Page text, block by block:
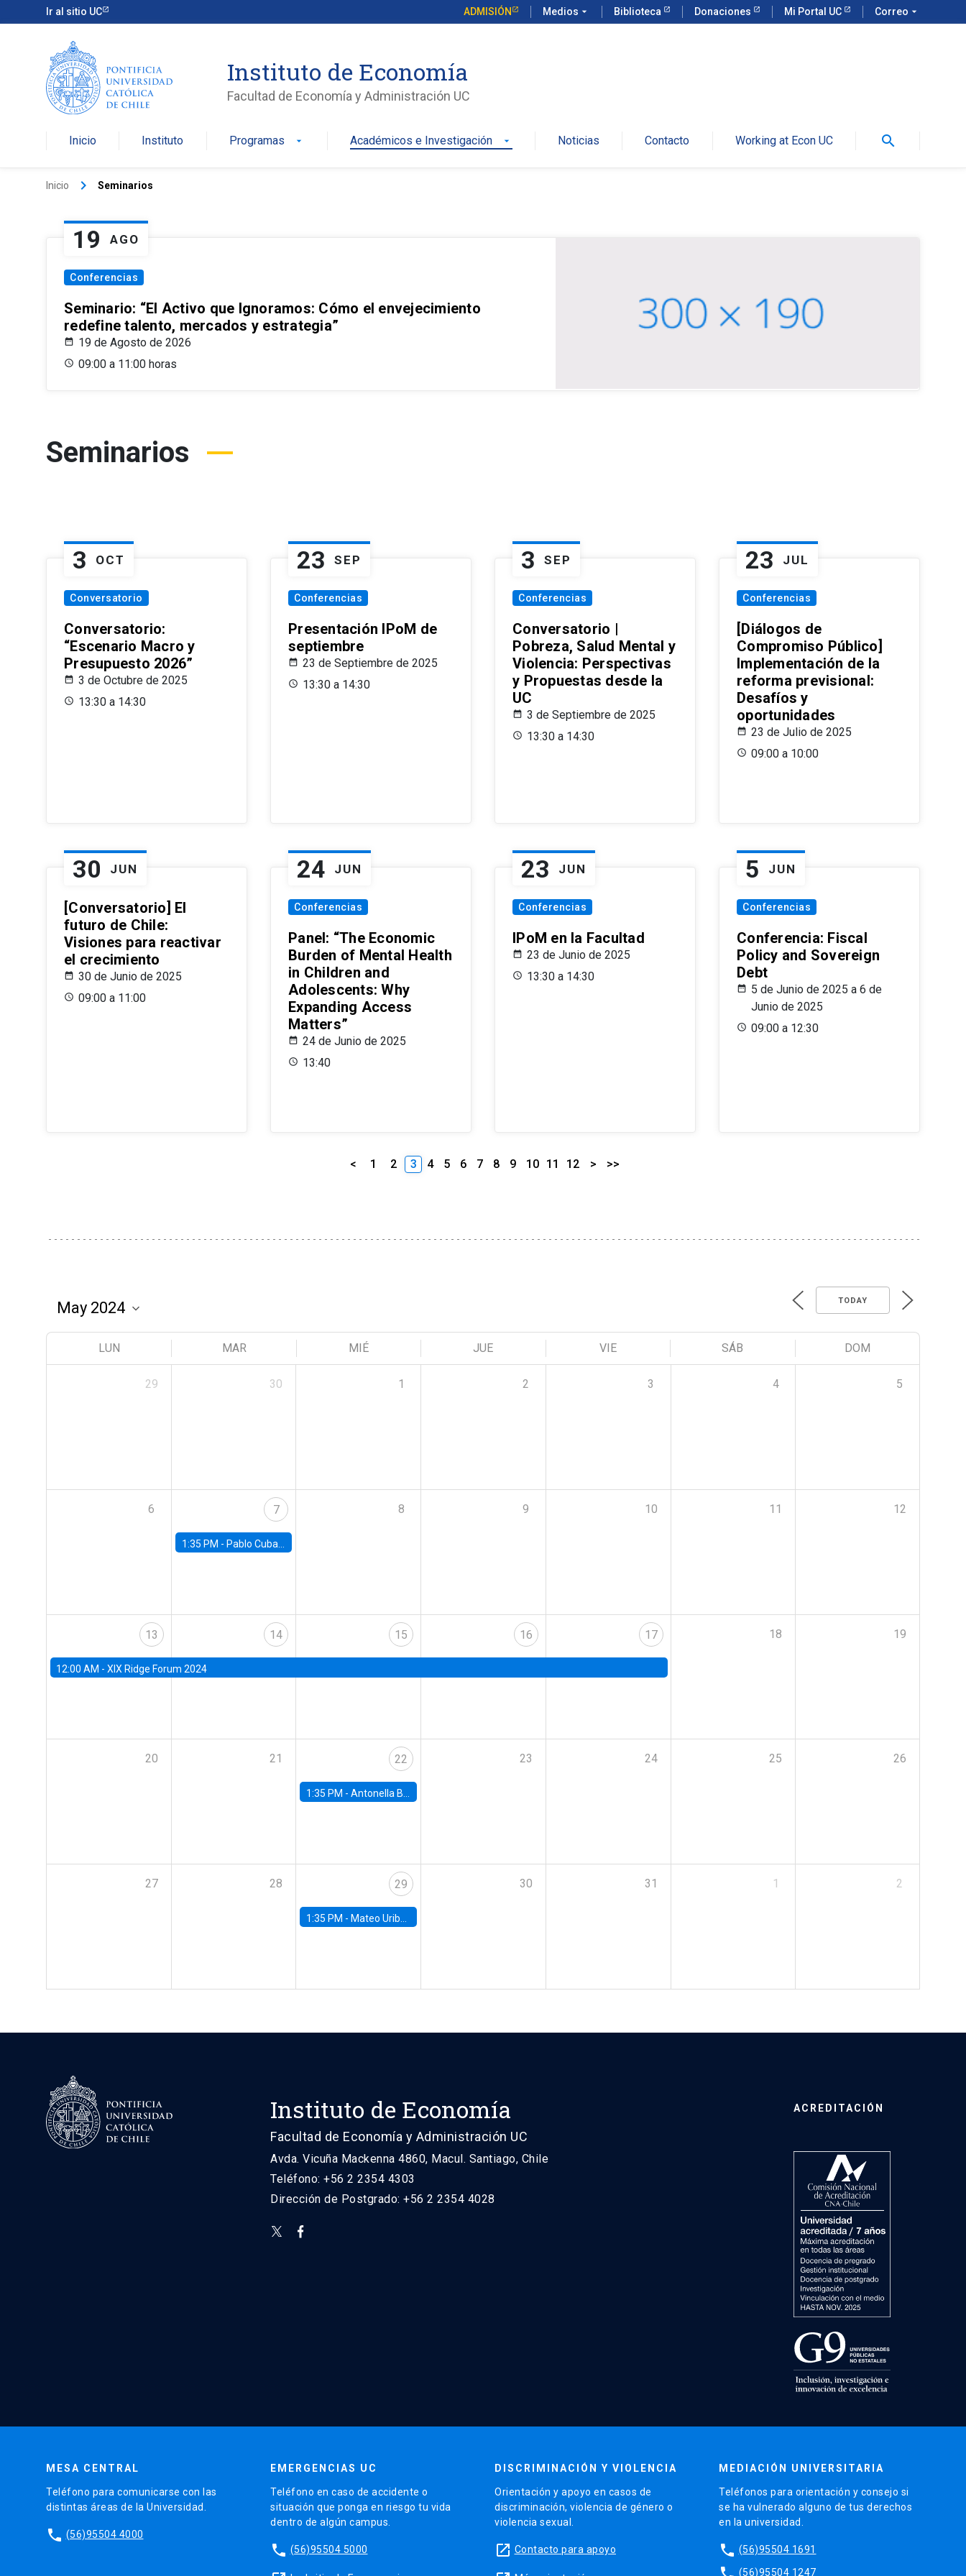
Ir al sitio UC ADMISIÓN Medios arrow_drop_down Biblioteca Donaciones Mi Portal UC Correo arrow_drop_down
Instituto de Economía
Facultad de Economía y Administración UC
Inicio Instituto Programas arrow_drop_down Académicos e Investigación arrow_drop_down Noticias Contacto Working at Econ UC search
Inicio keyboard_arrow_right Seminarios
19 AGO
Conferencias
Seminario: “El Activo que Ignoramos: Cómo el envejecimiento
redefine talento, mercados y estrategia”
19 de Agosto de 2026
09:00 a 11:00 horas
Seminarios
3 OCT
Conversatorio
Conversatorio:
“Escenario Macro y
Presupuesto 2026”
3 de Octubre de 2025
13:30 a 14:30
23 SEP
Conferencias
Presentación IPoM de
septiembre
23 de Septiembre de 2025
13:30 a 14:30
3 SEP
Conferencias
Conversatorio |
Pobreza, Salud Mental y
Violencia: Perspectivas
y Propuestas desde la
UC
3 de Septiembre de 2025
13:30 a 14:30
23 JUL
Conferencias
[Diálogos de
Compromiso Público]
Implementación de la
reforma previsional:
Desafíos y
oportunidades
23 de Julio de 2025
09:00 a 10:00
30 JUN
[Conversatorio] El
futuro de Chile:
Visiones para reactivar
el crecimiento
30 de Junio de 2025
09:00 a 11:00
24 JUN
Conferencias
Panel: “The Economic
Burden of Mental Health
in Children and
Adolescents: Why
Expanding Access
Matters”
24 de Junio de 2025
13:40
23 JUN
Conferencias
IPoM en la Facultad
23 de Junio de 2025
13:30 a 14:30
5 JUN
Conferencias
Conferencia: Fiscal
Policy and Sovereign
Debt
5 de Junio de 2025 a 6 de
Junio de 2025
09:00 a 12:30
< 1 2 3 4 5 6 7 8 9 10 11 12 > >>
TODAY
LUN MAR MIÉ JUE VIE SÁB DOM
29 30 1 2 3 4 5
6 7
1:35 PM - Pablo Cuba, FED Board
8 9 10 11 12
13
12:00 AM - XIX Ridge Forum 2024
14 15 16 17 18 19
20 21 22
1:35 PM -Antonella Bancalari, Institute for Fiscal Studies (IFS) and Research Associate at University College London (UCL)
23 24 25 26
27 28 29
1:35 PM - Mateo Uribe-Castro, Universidad de los Andes (Colombia)
30 31 1 2
Instituto de Economía
Facultad de Economía y Administración UC
Avda. Vicuña Mackenna 4860, Macul. Santiago, Chile
Teléfono: +56 2 2354 4303
Dirección de Postgrado: +56 2 2354 4028
ACREDITACIÓN
MESA CENTRAL
Teléfono para comunicarse con las
distintas áreas de la Universidad.
phone (56)95504 4000
EMERGENCIAS UC
Teléfono en caso de accidente o
situación que ponga en riesgo tu vida
dentro de algún campus.
phone (56)95504 5000
DISCRIMINACIÓN Y VIOLENCIA
Orientación y apoyo en casos de
discriminación, violencia de género o
violencia sexual.
launch Contacto para apoyo
MEDIACIÓN UNIVERSITARIA
Teléfonos para orientación y consejo si
se ha vulnerado alguno de tus derechos
en la universidad.
phone (56)95504 1691
(56)95504 1247